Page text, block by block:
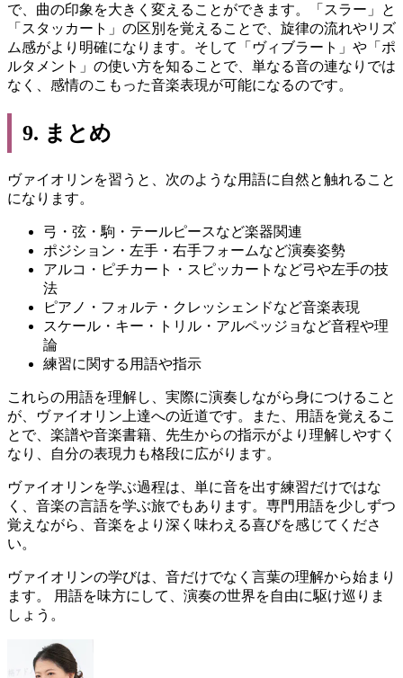
で、曲の印象を大きく変えることができます。「スラー」と
「スタッカート」の区別を覚えることで、旋律の流れやリズ
ム感がより明確になります。そして「ヴィブラート」や「ポ
ルタメント」の使い方を知ることで、単なる音の連なりでは
なく、感情のこもった音楽表現が可能になるのです。
9. まとめ
ヴァイオリンを習うと、次のような用語に自然と触れること
になります。
弓・弦・駒・テールピースなど楽器関連
ポジション・左手・右手フォームなど演奏姿勢
アルコ・ピチカート・スピッカートなど弓や左手の技
法
ピアノ・フォルテ・クレッシェンドなど音楽表現
スケール・キー・トリル・アルペッジョなど音程や理
論
練習に関する用語や指示
これらの用語を理解し、実際に演奏しながら身につけること
が、ヴァイオリン上達への近道です。また、用語を覚えるこ
とで、楽譜や音楽書籍、先生からの指示がより理解しやすく
なり、自分の表現力も格段に広がります。
ヴァイオリンを学ぶ過程は、単に音を出す練習だけではな
く、音楽の言語を学ぶ旅でもあります。専門用語を少しずつ
覚えながら、音楽をより深く味わえる喜びを感じてくださ
い。
ヴァイオリンの学びは、音だけでなく言葉の理解から始まり
ます。 用語を味方にして、演奏の世界を自由に駆け巡りま
しょう。